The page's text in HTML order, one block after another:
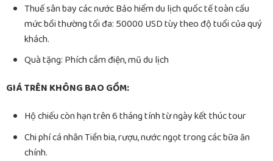
Thuế sân bay các nước Bảo hiểm du lịch quốc tế toàn cấu
mức bồi thường tối đa: 50000 USD tùy theo độ tuổi của quý
khách.
Quà tặng: Phích cắm điện, mũ du lịch
GIÁ TRÊN KHÔNG BAO GỒM:
Hộ chiếu còn hạn trên 6 tháng tính từ ngày kết thúc tour
Chi phí cá nhân Tiền bia, rượu, nước ngọt trong các bữa ăn
chính.